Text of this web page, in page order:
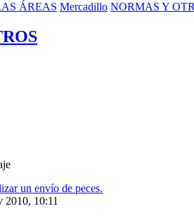
ÁREAS Mercadillo NORMAS Y
un envío de peces.
2010, 10:11